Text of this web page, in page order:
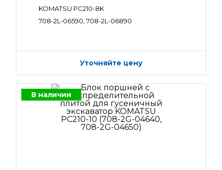
KOMATSU PC210-8K
708-2L-06590, 708-2L-06890
Уточняйте цену
В наличии